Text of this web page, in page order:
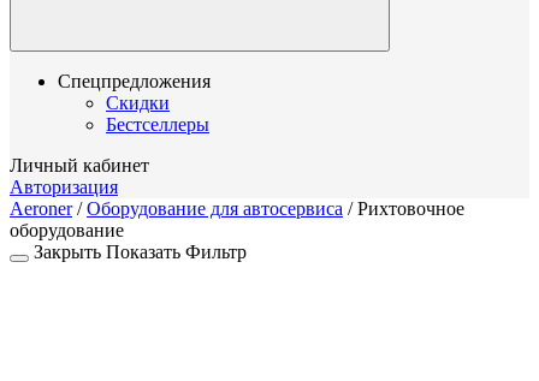
Спецпредложения
Скидки
Бестселлеры
Личный кабинет
Авторизация
Aeroner/Оборудование для автосервиса /Рихтовочное
оборудование
Закрыть Показать Фильтр